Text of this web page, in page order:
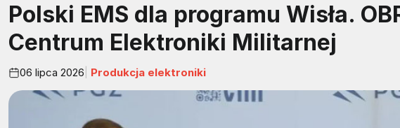
Polski EMS dla programu Wisła.
Centrum Elektroniki Militarnej
06 lipca 2026 Produkcja elektroniki